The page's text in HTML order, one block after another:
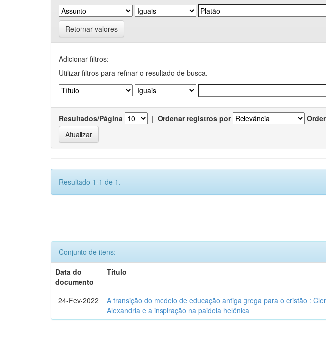
Retornar valores
Adicionar filtros:
Utilizar filtros para refinar o resultado de busca.
Resultados/Página | Ordenar registros por
Resultado 1-1 de 1.
Conjunto de itens:
Data do
documento
Título
24-Fev-2022
A transição do modelo de educação antiga grega para o cristão :
Alexandria e a inspiração na paideia helênica